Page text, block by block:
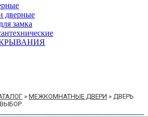
дверные
замка
» МЕЖКОМНАТНЫЕ ДВЕРИ » ДВЕРЬ